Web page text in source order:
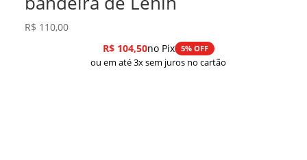
R$ 110,00
R$104,50no Pix 5% OFF
ou em até 3x sem juros no cartão